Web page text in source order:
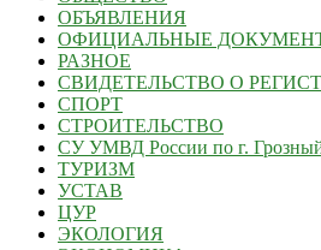
ОБЪЯВЛЕНИЯ
ОФИЦИАЛЬНЫЕ
РАЗНОЕ
СВИДЕТЕЛЬСТВО О
СПОРТ
СТРОИТЕЛЬСТВО
СУ УМВД России по г.
ТУРИЗМ
УСТАВ
ЦУР
ЭКОЛОГИЯ